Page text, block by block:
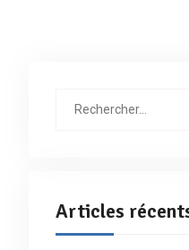
Articles